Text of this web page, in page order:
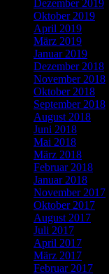
Dezember 2019
Oktober 2019
April 2019
März 2019
Januar 2019
Dezember 2018
November 2018
Oktober 2018
September 2018
August 2018
Juni 2018
Mai 2018
März 2018
Februar 2018
Januar 2018
November 2017
Oktober 2017
August 2017
Juli 2017
April 2017
März 2017
Februar 2017